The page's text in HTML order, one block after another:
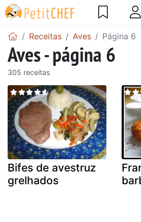
Receitas Aves Página 6
Aves - página 6
305 receitas
Bifes de avestruz
grelhados